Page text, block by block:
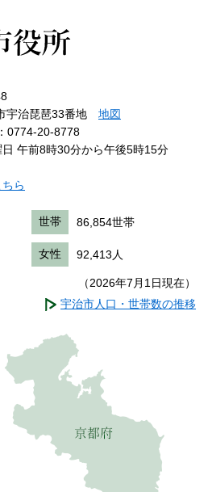
宇治琵琶33番地 地図
0774-20-8778
午前8時30分から午後5時15分
ら
世帯 86,854世帯
女性 92,413人
（2026年7月1日現在）
宇治市人口・世帯数の推移